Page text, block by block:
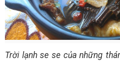
Trời lạnh se se của những